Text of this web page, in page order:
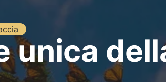
unica